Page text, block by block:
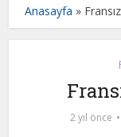
Anasayfa »
2 yıl önce